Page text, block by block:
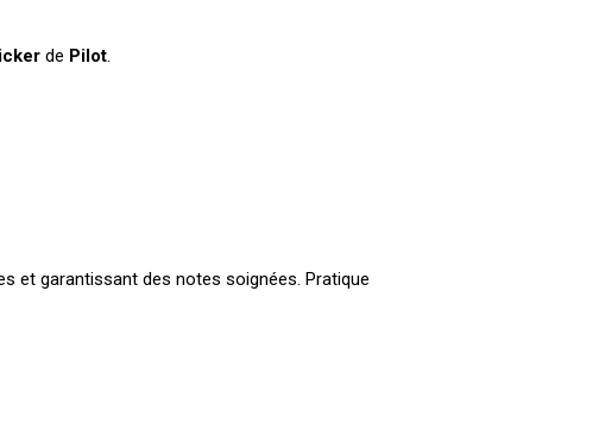
de Pilot.
et garantissant des notes soignées. Pratique